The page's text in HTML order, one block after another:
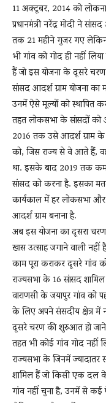
Breaking
News
LIVE
11 अक्टूबर, 2014 को
प्रधानमंत्री नरेंद्र मोदी ने
तक 21 महीने गुजर गए
भी गांव को गोद ही नहीं
हैं जो इस योजना के दूसरे
सांसद आदर्श ग्राम योजना
उनमें ऐसे मूल्यों को स्थापित
तहत लोकसभा के सांसदों को
2016 तक उसे आदर्श ग्राम के
को, जिस राज्य से वे आते हैं,
था. इसके बाद 2019 तक कम
सांसद को करना है. इसका
कार्यकाल में हर लोकसभा
आदर्श ग्राम बनाना है.
अब इस योजना का दूसरा
खास उत्साह जगाने वाली
काम पूरा कराकर दूसरे
राज्यसभा के 16 सांसद शामिल
वाराणसी के जयापुर गांव
के लिए अपने संसदीय क्षेत्र में
दूसरे चरण की शुरुआत हो
तहत भी कोई गांव गोद
राज्यसभा के जिनमें
शामिल हैं जो किसी एक दल
गांव नहीं चुना है, उनमें से